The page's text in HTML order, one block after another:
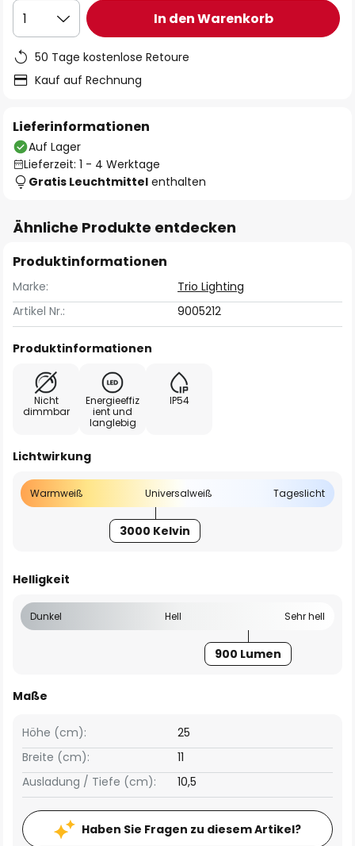
1 In den Warenkorb
50 Tage kostenlose Retoure
Kauf auf Rechnung
Lieferinformationen
Auf Lager
Lieferzeit: 1 - 4 Werktage
Gratis Leuchtmittel enthalten
Ähnliche Produkte entdecken
Produktinformationen
Marke:
Trio Lighting
Artikel Nr.:
9005212
Produktinformationen
Nicht
dimmbar
Energieeffiz
ient und
langlebig
IP54
Lichtwirkung
Warmweiß Universalweiß Tageslicht
3000 Kelvin
Helligkeit
Dunkel Hell Sehr hell
900 Lumen
Maße
Breite (cm): 11
Höhe (cm): 25
Ausladung / Tiefe (cm): 10,5
Haben Sie Fragen zu diesem Artikel?